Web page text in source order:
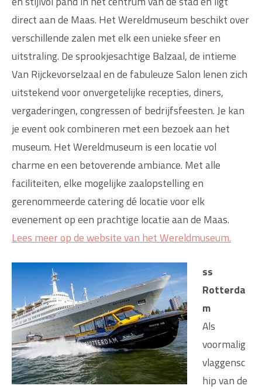
direct aan de Maas. Het Wereldmuseum beschikt over
verschillende zalen met elk een unieke sfeer en
uitstraling. De sprookjesachtige Balzaal, de intieme
Van Rijckevorselzaal en de fabuleuze Salon lenen zich
uitstekend voor onvergetelijke recepties, diners,
vergaderingen, congressen of bedrijfsfeesten. Je kan
je event ook combineren met een bezoek aan het
museum. Het Wereldmuseum is een locatie vol
charme en een betoverende ambiance. Met alle
faciliteiten, elke mogelijke zaalopstelling en
gerenommeerde catering dé locatie voor elk
evenement op een prachtige locatie aan de Maas.
Lees meer op de website van het Wereldmuseum.
ss
Rotterda
m
Als
voormalig
vlaggensc
hip van de